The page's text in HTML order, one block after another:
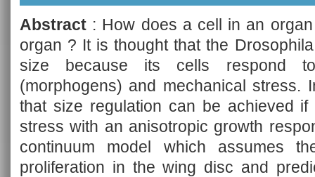
Abstract : How does a cell in an
organ ? It is thought that the
size because its cells respond
(morphogens) and mechanical stress.
that size regulation can be achieved
stress with an anisotropic growth
continuum model which assumes
proliferation in the wing disc and